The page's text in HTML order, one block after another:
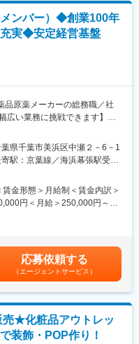
・高品質な製品を提供し続
うたゆまぬ努力を続けて参り
）と充実しており無理なく
ありませんので安心して長く
ショップです！
、自分で販売するものを決め
できます。
に繋がるので非常にやりがい
を進めるのが当社の特徴で
りがいを感じられます！
美容知識、化粧品知識を基礎
るので、あなたの販売スキ
様々なキャリアアップ！
ャー、ブランド責任者のよう
ランドへ異動して新たな職種
で人事・製品プロモーショ
チャンスもあります
メンバー）◆創業100年
実◆安定経営基盤
品原薬メーカーの総務職／社
広い業務に挑戦できます】
、健康食品の開発・製造・販
いただきます。多岐にわたる
社内外との調整役としての役
き、勤怠・給与・社会保険等
用備品、社内設備の保守、事
保管、登記手続き、郵便物・
間ドックの受診手続き・届
県千葉市美浜区中瀬２－6－1
駅：京葉線／海浜幕張駅受動
金形態＞月給制＜賃金内訳＞
円＜月給＞250,000円～
を含めた表記です。
応募依頼する
（エージェントサービス）
売★化粧品アウトレッ
装飾・POP作り！